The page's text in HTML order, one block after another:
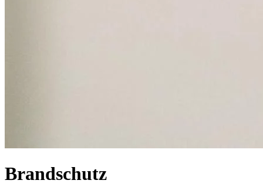
Brandschutz